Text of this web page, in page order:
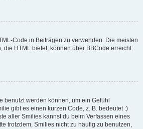
Code in Beiträgen zu verwenden. Die meisten
die HTML bietet, können über BBCode erreicht
benutzt werden können, um ein Gefühl
gibt es einen kurzen Code, z. B. bedeutet :)
aller Smilies kannst du beim Verfassen eines
trotzdem, Smilies nicht zu häufig zu benutzen,